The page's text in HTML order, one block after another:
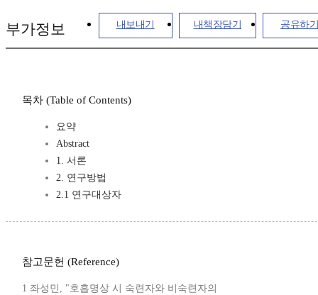
내보내기 내책장담기 공유하기
부가정보
목차 (Table of Contents)
요약
Abstract
1. 서론
2. 연구방법
2.1 연구대상자
참고문헌 (Reference)
1 좌성민, "호흡명상 시 숙련자와 비숙련자의